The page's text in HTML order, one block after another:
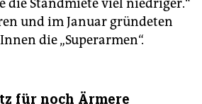
die Standmiete viel niedriger.“
und im Januar gründeten
die „Superarmen“.
für noch Ärmere